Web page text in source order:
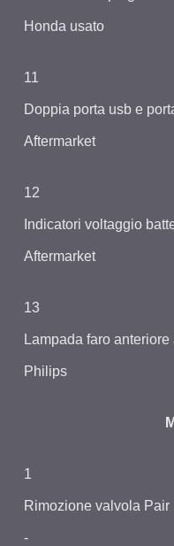
Honda usato
11
Doppia porta usb e
Aftermarket
12
Indicatori voltaggio
Aftermarket
13
Lampada faro
Philips
1
Rimozione valvola Pair
-